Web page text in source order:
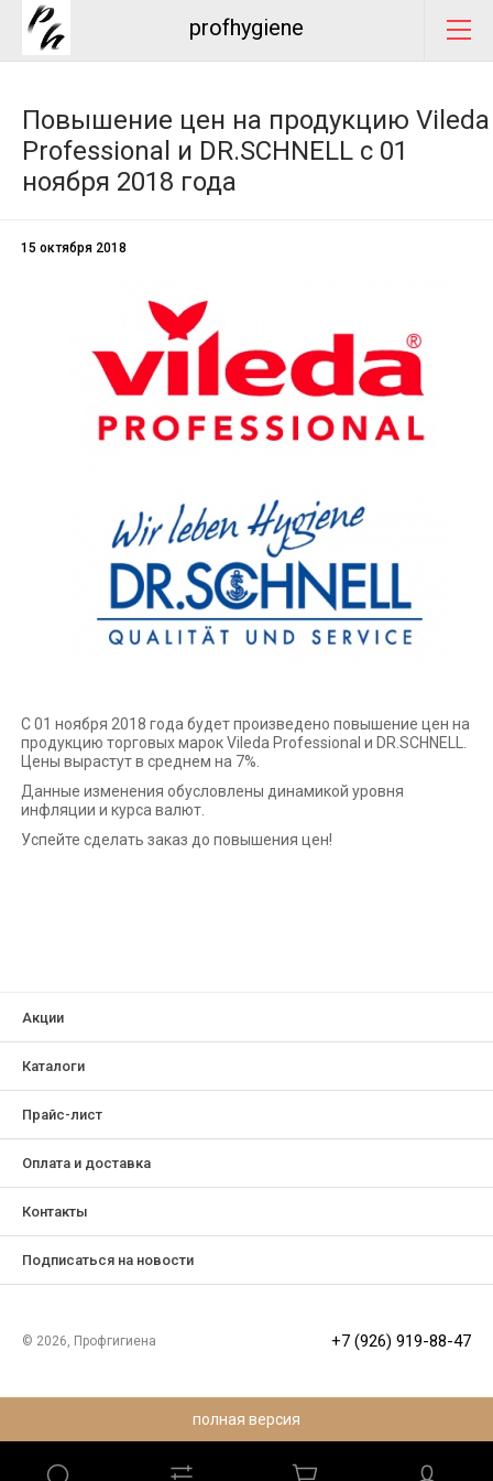
profhygiene
Повышение цен на продукцию Vileda
Professional и DR.SCHNELL с 01
ноября 2018 года
15 октября 2018
С 01 ноября 2018 года будет произведено повышение цен на
продукцию торговых марок Vileda Professional и DR.SCHNELL.
Цены вырастут в среднем на 7%.
Данные изменения обусловлены динамикой уровня
инфляции и курса валют.
Успейте сделать заказ до повышения цен!
Акции
Каталоги
Прайс-лист
Оплата и доставка
Контакты
Подписаться на новости
© 2026, Профгигиена +7 (926) 919-88-47
полная версия